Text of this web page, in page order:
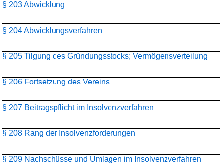
§ 203 Abwicklung
§ 204 Abwicklungsverfahren
§ 205 Tilgung des Gründungsstocks; Vermögensverteilung
§ 206 Fortsetzung des Vereins
§ 207 Beitragspflicht im Insolvenzverfahren
§ 208 Rang der Insolvenzforderungen
§ 209 Nachschüsse und Umlagen im Insolvenzverfahren